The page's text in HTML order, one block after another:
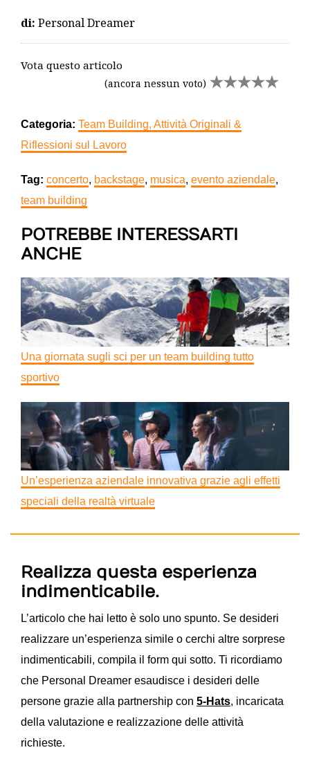
di: Personal Dreamer
Vota questo articolo
(ancora nessun voto)
Categoria: Team Building, Attività Originali &
Riflessioni sul Lavoro
Tag: concerto, backstage, musica, evento aziendale,
team building
POTREBBE INTERESSARTI
ANCHE
Una giornata sugli sci per un team building tutto
sportivo
Un’esperienza aziendale innovativa grazie agli effetti
speciali della realtà virtuale
Realizza questa esperienza
indimenticabile.
L’articolo che hai letto è solo uno spunto. Se desideri
realizzare un’esperienza simile o cerchi altre sorprese
indimenticabili, compila il form qui sotto. Ti ricordiamo
che Personal Dreamer esaudisce i desideri delle
persone grazie alla partnership con 5-Hats, incaricata
della valutazione e realizzazione delle attività
richieste.